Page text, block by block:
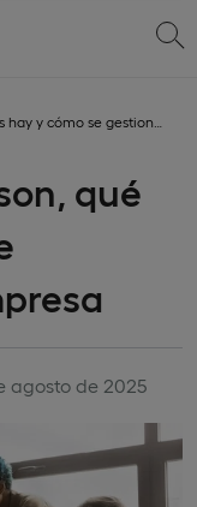
se gestionan en la empresa
qué
agosto de 2025